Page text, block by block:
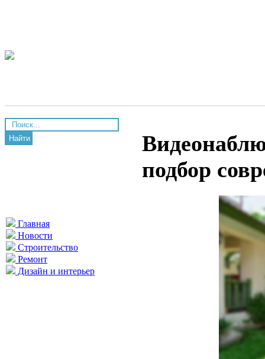
Найти
Главная
Новости
Строительство
Ремонт
Дизайн и интерьер
подбор